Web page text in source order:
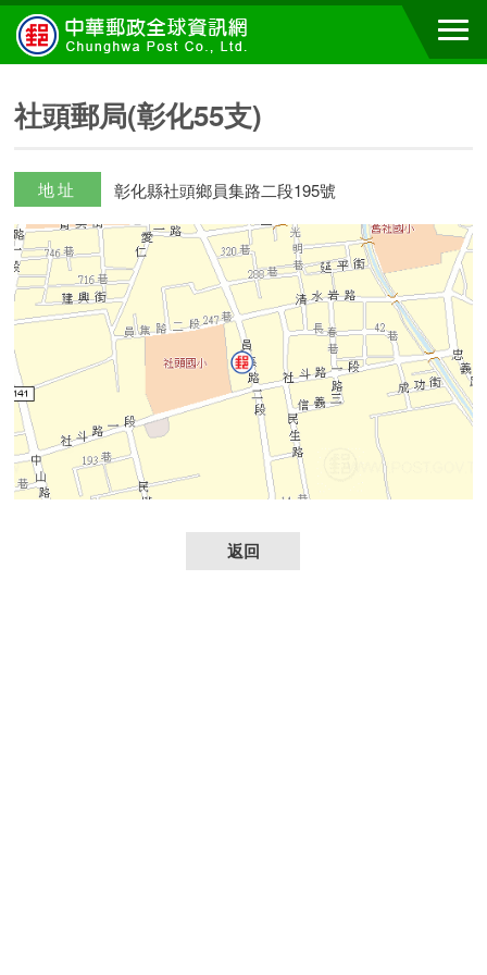
社頭郵局(彰化55支)
地址 彰化縣社頭鄉員集路二段195號